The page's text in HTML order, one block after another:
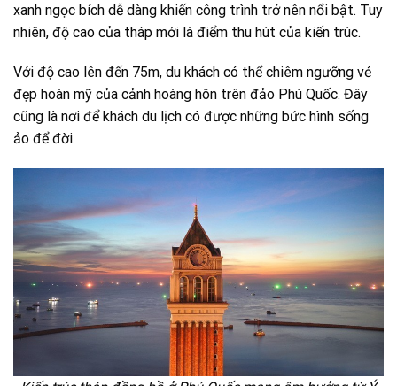
xanh ngọc bích dễ dàng khiến công trình trở nên nổi bật. Tuy
nhiên, độ cao của tháp mới là điểm thu hút của kiến trúc.
Với độ cao lên đến 75m, du khách có thể chiêm ngưỡng vẻ
đẹp hoàn mỹ của cảnh hoàng hôn trên đảo Phú Quốc. Đây
cũng là nơi để khách du lịch có được những bức hình sống
ảo để đời.